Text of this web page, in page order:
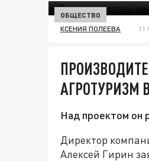
ОБЩЕСТВО
КСЕНИЯ ПОЛЕЕВА 11
АГРОТУРИЗМ
Над проектом он
Директор
Алексей Гирин